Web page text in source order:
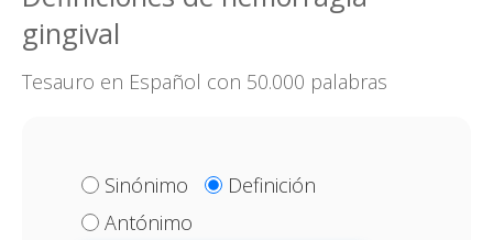
gingival
Tesauro en Español con 50.000 palabras
Sinónimo
Definición
Antónimo